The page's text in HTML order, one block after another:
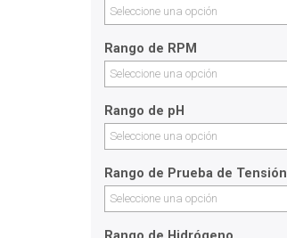
Seleccione una opción
Rango de RPM
Seleccione una opción
Rango de pH
Seleccione una opción
Rango de Prueba de Tensión
Seleccione una opción